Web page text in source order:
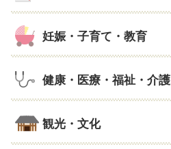
妊娠・子育て・教育
健康・医療・福祉・介護
観光・文化